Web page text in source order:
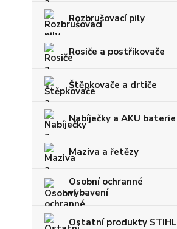
Rozbrušovací pily
Rosiče a postřikovače
Štěpkovače a drtiče
Nabíječky a AKU baterie
Maziva a řetězy
Osobní ochranné
vybavení
Ostatní produkty STIHL